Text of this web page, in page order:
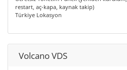
restart, aç-kapa, kaynak takip)
Türkiye Lokasyon
Volcano VDS